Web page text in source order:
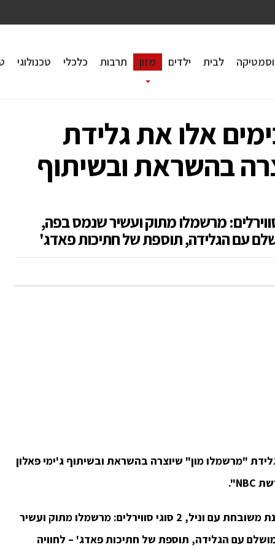
לבית ילדים מזון תרבות כלכלי טכנולוגי
אלו את גלידת
בהשראת ובשיתוף
משובחת עם וניל, 2 סוגי סווירלים: מרשמלו מתוק ועשיר שנמס בפה,
עם הגלידה, תוספת של חתיכות פאדג'
"מרשמלו מון" שיוצרה בהשראת ובשיתוף ג'ימי פאלון
NBC"
.
גלידת "מרשמלו מון" המופלאה, הינה גלידת שמנת משובחת עם וניל, 2 סוגי סווירלים: מרשמלו מתוק ועשיר
עם הגלידה, תוספת של חתיכות פאדג' – לחוויה